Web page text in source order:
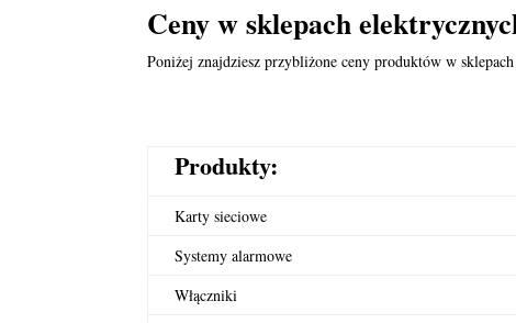
Ceny wsklepach
Poniżej znajdziesz przybliżone ceny produktów w
Produkty:
Karty sieciowe
Systemy alarmowe
Włączniki